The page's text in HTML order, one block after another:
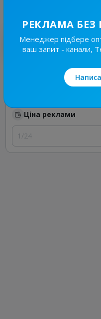
Найкращі за темою
/
345
Кіноманія ||
Ціна реклами
1/24
РЕКЛАМА
Менеджер підбере
ваш запит - канали,